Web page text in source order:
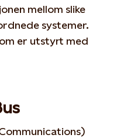
mellom slike
systemer.
er utstyrt med